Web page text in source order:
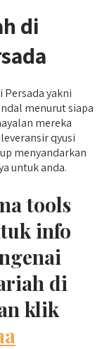
di
Persada yakni
menurut siapa
mereka
qyusi
menyandarkan
untuk anda.
tools
info
di
klik